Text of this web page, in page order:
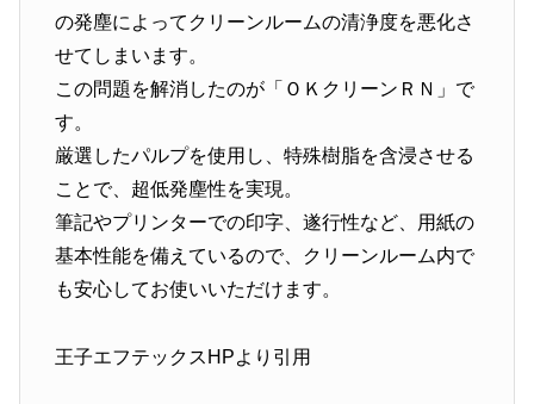
の発塵によってクリーンルームの清浄度を悪化さ
せてしまいます。
この問題を解消したのが「ＯＫクリーンＲＮ」で
す。
厳選したパルプを使用し、特殊樹脂を含浸させる
ことで、超低発塵性を実現。
筆記やプリンターでの印字、遂行性など、用紙の
基本性能を備えているので、クリーンルーム内で
も安心してお使いいただけます。
王子エフテックスHPより引用